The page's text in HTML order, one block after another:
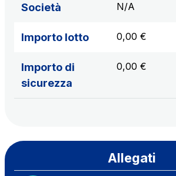
Società N/A
Importo lotto 0,00 €
Importo di
sicurezza
0,00 €
Allegati